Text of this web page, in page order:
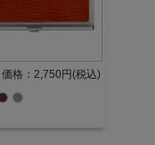
価格：2,750円(税込)